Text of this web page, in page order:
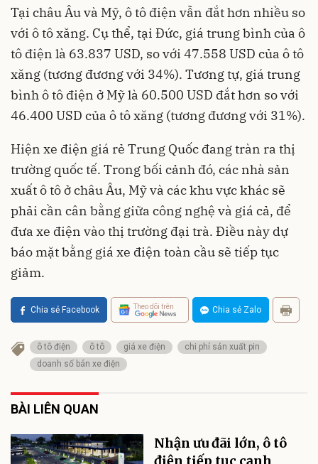
Tại châu Âu và Mỹ, ô tô điện vẫn đắt hơn nhiều so
với ô tô xăng. Cụ thể, tại Đức, giá trung bình của ô
tô điện là 63.837 USD, so với 47.558 USD của ô tô
xăng (tương đương với 34%). Tương tự, giá trung
bình ô tô điện ở Mỹ là 60.500 USD đắt hơn so với
46.400 USD của ô tô xăng (tương đương với 31%).
Hiện xe điện giá rẻ Trung Quốc đang tràn ra thị
trường quốc tế. Trong bối cảnh đó, các nhà sản
xuất ô tô ở châu Âu, Mỹ và các khu vực khác sẽ
phải cần cân bằng giữa công nghệ và giá cả, để
đưa xe điện vào thị trường đại trà. Điều này dự
báo mặt bằng giá xe điện toàn cầu sẽ tiếp tục
giảm.
Chia sẻ Facebook Theo dõi trên Chia sẻ Zalo
ô tô điện ô tô giá xe điện
chi phí sản xuất pin
doanh số bán xe điện
BÀI LIÊN QUAN
Nhận ưu đãi lớn, ô tô